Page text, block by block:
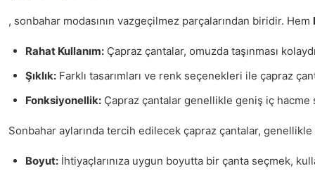
, sonbahar modasının vazgeçilmez parçalarından biridir. Hem
Rahat Kullanım: Çapraz çantalar, omuzda taşınması
Şıklık: Farklı tasarımları ve renk seçenekleri ile çapraz
Fonksiyonellik: Çapraz çantalar genellikle geniş iç hacme
Sonbahar aylarında tercih edilecek çapraz çantalar,
Boyut: İhtiyaçlarınıza uygun boyutta bir çanta seçmek,